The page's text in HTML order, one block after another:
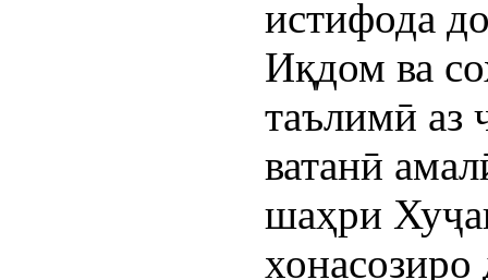
истифода
Иқдом ва
таълимӣ аз
ватанӣ
шаҳри
хонасозиро